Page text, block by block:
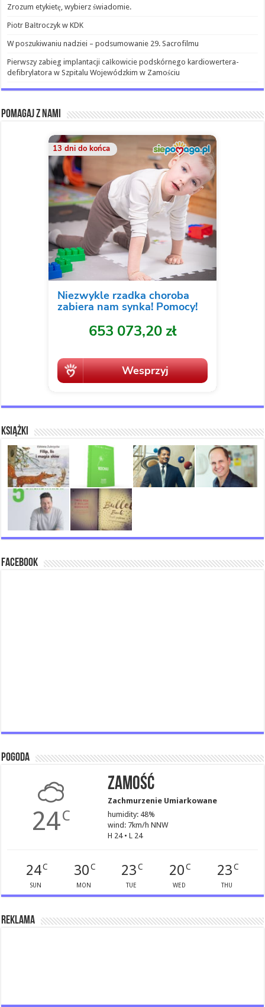
Zrozum etykietę, wybierz świadomie.
Piotr Bałtroczyk w KDK
W poszukiwaniu nadziei – podsumowanie 29. Sacrofilmu
Pierwszy zabieg implantacji całkowicie podskórnego kardiowertera-
defibrylatora w Szpitalu Wojewódzkim w Zamościu
Pomagaj z nami
Książki
Facebook
Pogoda
24C
Zamość
Zachmurzenie Umiarkowane
humidity: 48%
wind: 7km/h NNW
H 24 • L 24
24C
SUN
30C
MON
23 C
TUE
20C
WED
23C
THU
Reklama